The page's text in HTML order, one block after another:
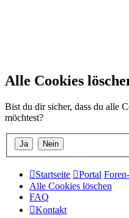
Alle Cookies
Bist du dir sicher, dass du alle
möchtest?
Startseite Portal
Alle Cookies löschen
FAQ
Kontakt